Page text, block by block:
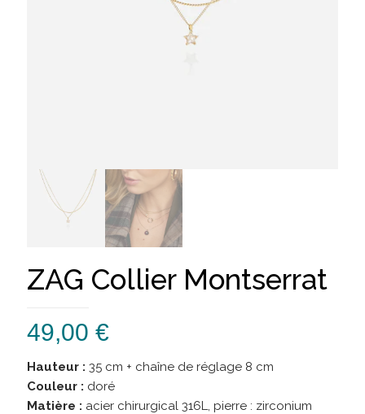
ZAG Collier Montserrat
49,00 €
Hauteur : 35 cm + chaîne de réglage 8 cm
Couleur : doré
Matière : acier chirurgical 316L, pierre : zirconium